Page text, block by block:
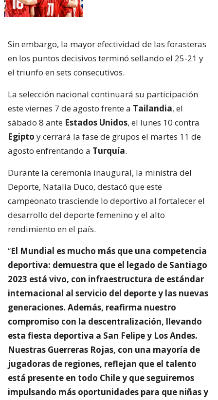
Sin embargo, la mayor efectividad de las forasteras
en los puntos decisivos terminó sellando el 25-21 y
el triunfo en sets consecutivos.
La selección nacional continuará su participación
este viernes 7 de agosto frente a Tailandia, el
sábado 8 ante Estados Unidos, el lunes 10 contra
Egipto y cerrará la fase de grupos el martes 11 de
agosto enfrentando a Turquía.
Durante la ceremonia inaugural, la ministra del
Deporte, Natalia Duco, destacó que este
campeonato trasciende lo deportivo al fortalecer el
desarrollo del deporte femenino y el alto
rendimiento en el país.
“El Mundial es mucho más que una competencia
deportiva: demuestra que el legado de Santiago
2023 está vivo, con infraestructura de estándar
internacional al servicio del deporte y las nuevas
generaciones. Además, reafirma nuestro
compromiso con la descentralización, llevando
esta fiesta deportiva a San Felipe y Los Andes.
Nuestras Guerreras Rojas, con una mayoría de
jugadoras de regiones, reflejan que el talento
está presente en todo Chile y que seguiremos
impulsando más oportunidades para que niñas y